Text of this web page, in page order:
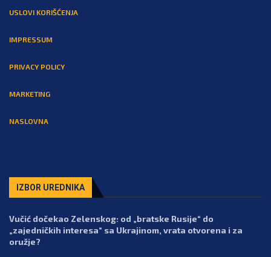
USLOVI KORIŠĆENJA
IMPRESSUM
PRIVACY POLICY
MARKETING
NASLOVNA
IZBOR UREDNIKA
Vučić dočekao Zelenskog: od „bratske Rusije“ do
„zajedničkih interesa“ sa Ukrajinom, vrata otvorena i za
oružje?